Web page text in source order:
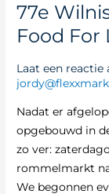
77e
Food For
Laat een reactie
Nadat er
opgebouwd in
zo ver:
rommelmarkt
We begonnen